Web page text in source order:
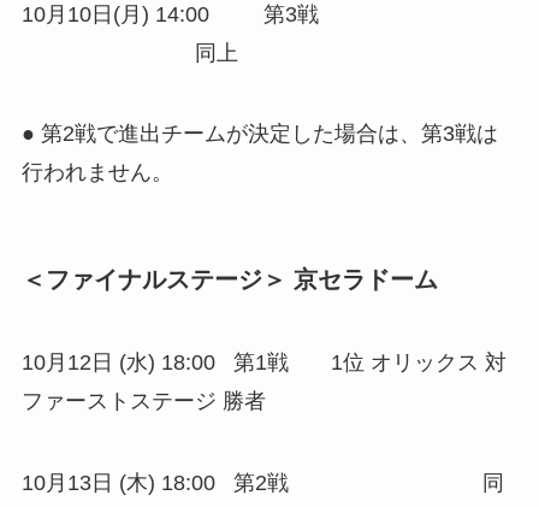
10月10日(月) 14:00 第3戦
同上
● 第2戦で進出チームが決定した場合は、第3戦は
行われません。
＜ファイナルステージ＞ 京セラドーム
10月12日 (水) 18:00 第1戦 1位 オリックス 対
ファーストステージ 勝者
10月13日 (木) 18:00 第2戦 同